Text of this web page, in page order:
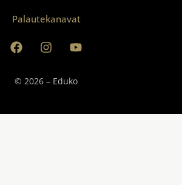
© 2026 – Eduko
Palautekanavat